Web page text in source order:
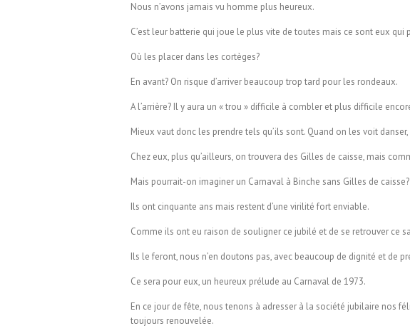
Nous n’avons jamais vu homme plus heureux.
C’est leur batterie qui joue le plus vite de toutes mais ce sont eux
Où les placer dans les cortèges?
En avant? On risque d’arriver beaucoup trop tard pour les rondeaux.
A l’arrière? Il y aura un « trou » difficile à combler et plus difficile
Mieux vaut donc les prendre tels qu’ils sont. Quand on les voit
Chez eux, plus qu’ailleurs, on trouvera des Gilles de caisse, mais
Mais pourrait-on imaginer un Carnaval à Binche sans Gilles de caisse?
Ils ont cinquante ans mais restent d’une virilité fort enviable.
Comme ils ont eu raison de souligner ce jubilé et de se retrouver ce
Ils le feront, nous n’en doutons pas, avec beaucoup de dignité et de
Ce sera pour eux, un heureux prélude au Carnaval de 1973.
En ce jour de fête, nous tenons à adresser à la société jubilaire nos
toujours renouvelée.